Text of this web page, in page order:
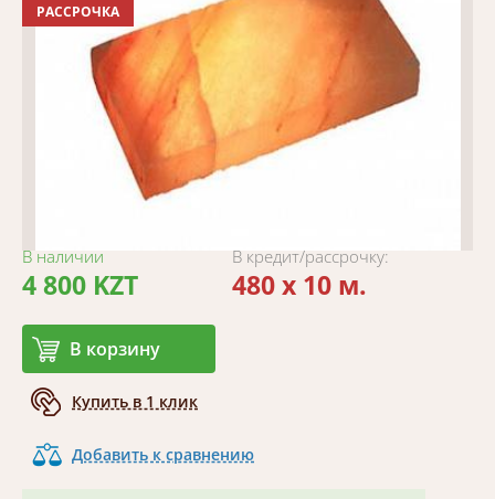
РАССРОЧКА
В наличии
4 800 KZT
В корзину
Купить в 1 клик
В кредит/рассрочку:
480 x 10 м.
Добавить к сравнению